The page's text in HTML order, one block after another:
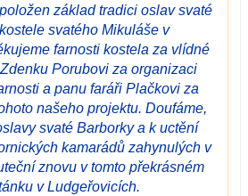
základ tradici oslav svaté
svatého Mikuláše v
farnosti kostela za vlídné
Porubovi za organizaci
a panu faráři Plačkovi za
našeho projektu. Doufáme,
svaté Barborky a k uctění
kamarádů zahynulých v
znovu v tomto překrásném
v Ludgeřovicích.